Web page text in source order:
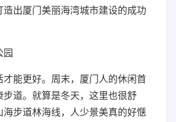
造出厦门美丽海湾城市建设的成功
园
才能更好。周末，厦门人的休闲首
步道。就算是冬天，这里也很舒
海步道林海线，人少景美真的好惬